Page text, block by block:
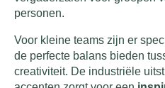
personen.
Voor kleine teams zijn er
de perfecte balans bieden
creativiteit. De industriële